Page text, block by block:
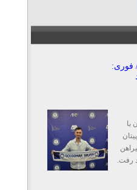
/ فوری:
با
رفت.